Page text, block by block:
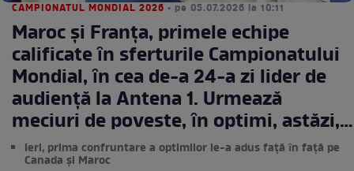
CAMPIONATUL MONDIAL 2026 • pe 05.07.2026 la 10:11
Maroc și Franţa, primele echipe
calificate ȋn sferturile Campionatului
Mondial, ȋn cea de-a 24-a zi lider de
audienţă la Antena 1. Urmează
meciuri de poveste, ȋn optimi, astăzi,
ȋn direct pe Antena 1 și AntenaPLAY
Ieri, prima confruntare a optimilor le-a adus faţă ȋn faţă pe
Canada și Maroc